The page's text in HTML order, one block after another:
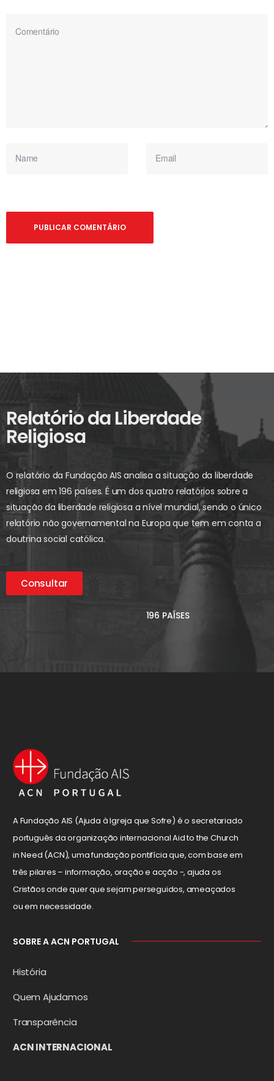
Relatório da Liberdade
Religiosa
O relatório da Fundação AIS analisa a situação da liberdade
religiosa em 196 países. É um dos quatro relatórios sobre a
situação da liberdade religiosa a nível mundial, sendo o único
relatório não governamental na Europa que tem em conta a
doutrina social católica.
Consultar
196 PAÍSES
A Fundação AIS (Ajuda à Igreja que Sofre) é o secretariado
português da organização internacional Aid to the Church
in Need (ACN), uma fundação pontifícia que, com base em
três pilares – informação, oração e acção -, ajuda os
Cristãos onde quer que sejam perseguidos, ameaçados
ou em necessidade.
SOBRE A ACN PORTUGAL
História
Quem Ajudamos
Transparência
ACN INTERNACIONAL